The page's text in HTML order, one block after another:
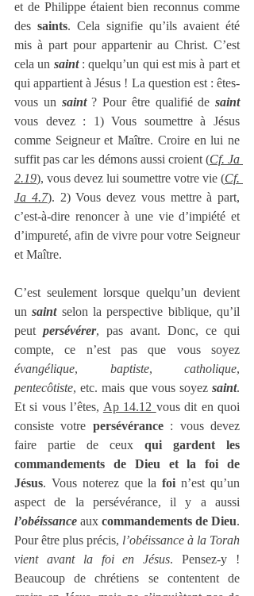
et de Philippe étaient bien reconnus comme
des saints. Cela signifie qu’ils avaient été
mis à part pour appartenir au Christ. C’est
cela un saint : quelqu’un qui est mis à part et
qui appartient à Jésus ! La question est : êtes-
vous un saint ? Pour être qualifié de saint
vous devez : 1) Vous soumettre à Jésus
comme Seigneur et Maître. Croire en lui ne
suffit pas car les démons aussi croient (Cf. Ja
2.19), vous devez lui soumettre votre vie (Cf.
Ja 4.7). 2) Vous devez vous mettre à part,
c’est-à-dire renoncer à une vie d’impiété et
d’impureté, afin de vivre pour votre Seigneur
et Maître.
C’est seulement lorsque quelqu’un devient
un saint selon la perspective biblique, qu’il
peut persévérer, pas avant. Donc, ce qui
évangélique, baptiste, catholique
pentecôtiste, etc. mais que vous soyez saint.
Et si vous l’êtes, Ap 14.12 vous dit en quoi
consiste votre persévérance : vous devez
faire partie de ceux qui gardent les
commandements de Dieu et la foi de
Jésus. Vous noterez que la foi n’est qu’un
l’obéissance aux commandements de Dieu.
Pour être plus précis, l’obéissance à la Torah
vient avant la foi en Jésus. Pensez-y !
Beaucoup de chrétiens se contentent de